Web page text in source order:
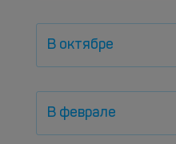
В октябре
В феврале